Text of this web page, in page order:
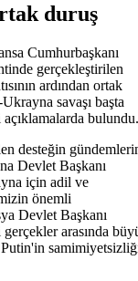
duruş
Cumhurbaşkanı
gerçekleştirilen
ardından ortak
savaşı başta
bulundu.
desteğin
Devlet Başkanı
için adil ve
önemli
Devlet Başkanı
arasında